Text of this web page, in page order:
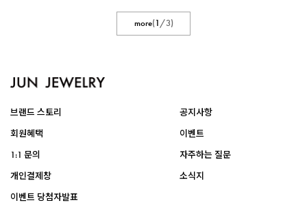
more(1/3)
브랜드 스토리
공지사항
회원혜택
이벤트
1:1 문의
자주하는 질문
개인결제창
소식지
이벤트 당첨자발표